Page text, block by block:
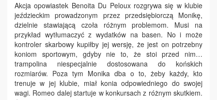
Akcja opowiastek Benoita Du Peloux rozgrywa się w klubie
jeździeckim prowadzonym przez przedsiębiorczą Monikę,
dzielnie stawiającą czoła różnym problemom. Musi na
przykład wytłumaczyć z wydatków na basen. No i może
kontroler skarbowy kupiłby jej wersję, że jest on potrzebny
koniom sportowym, gdyby nie to, że stoi przed nim…
trampolina niespecjalnie dostosowana do końskich
rozmiarów. Poza tym Monika dba o to, żeby każdy, kto
trenuje w jej klubie, miał konia odpowiedniego do swojej
wagi. Romeo dalej startuje w konkursach z różnym skutkiem.